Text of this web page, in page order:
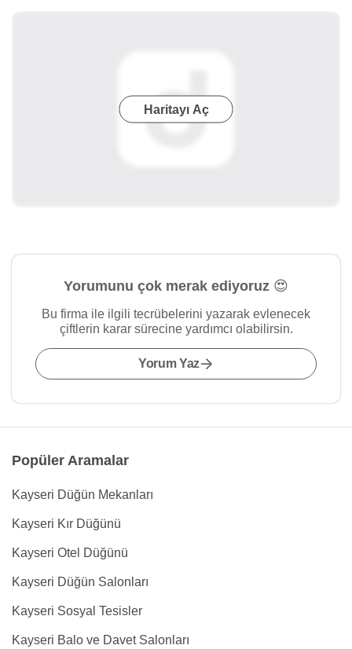
Haritayı Aç
Yorumunu çok merak ediyoruz 😍
Bu firma ile ilgili tecrübelerini yazarak evlenecek
çiftlerin karar sürecine yardımcı olabilirsin.
Yorum Yaz
Popüler Aramalar
Kayseri Düğün Mekanları
Kayseri Kır Düğünü
Kayseri Otel Düğünü
Kayseri Düğün Salonları
Kayseri Sosyal Tesisler
Kayseri Balo ve Davet Salonları